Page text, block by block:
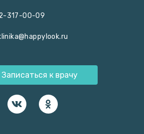
317-00-09
Записаться к врачу